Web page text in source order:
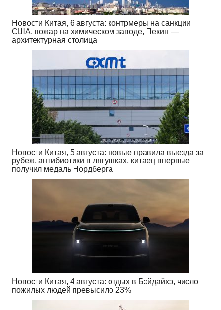
Новости Китая, 6 августа: контрмеры на санкции
США, пожар на химическом заводе, Пекин —
архитектурная столица
Новости Китая, 5 августа: новые правила выезда за
рубеж, антибиотики в лягушках, китаец впервые
получил медаль Нордберга
Новости Китая, 4 августа: отдых в Бэйдайхэ, число
пожилых людей превысило 23%